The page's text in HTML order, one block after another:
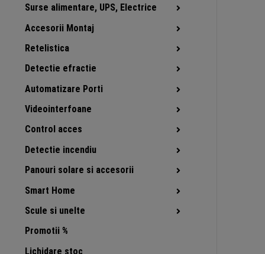
Surse alimentare, UPS, Electrice
Accesorii Montaj
Retelistica
Detectie efractie
Automatizare Porti
Videointerfoane
Control acces
Detectie incendiu
Panouri solare si accesorii
Smart Home
Scule si unelte
Promotii %
Lichidare stoc